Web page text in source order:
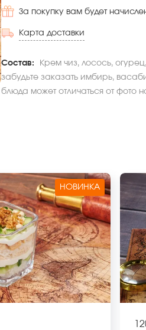
За покупку вам будет
Карта доставки
Состав:
Крем чиз, лосось,
забудьте заказать имбирь,
блюда может отличаться от фото
НОВИНКА